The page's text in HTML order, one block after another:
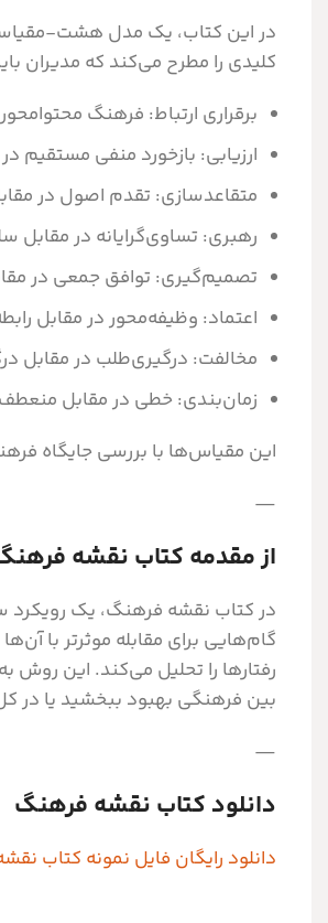
در این کتاب، یک مدل هشت-
کلیدی را مطرح می‌کند که مدیران
برقراری ارتباط: فرهنگ
ارزیابی: بازخورد منفی مستقیم
متقاعدسازی: تقدم اصول در
رهبری: تساوی‌گرایانه در مقابل
تصمیم‌گیری: توافق جمعی در
اعتماد: وظیفه‌محور در مقابل
مخالفت: درگیری‌طلب در مقابل
زمان‌بندی: خطی در مقابل منعطف
این مقیاس‌ها با بررسی جایگاه
—
از مقدمه کتاب نقشه
در کتاب نقشه فرهنگ، یک رویکرد
گام‌هایی برای مقابله موثرتر با
رفتارها را تحلیل می‌کند. این روش
بین فرهنگی بهبود ببخشید یا در
—
دانلود کتاب نقشه فرهنگ
دانلود رایگان فایل نمونه کتاب